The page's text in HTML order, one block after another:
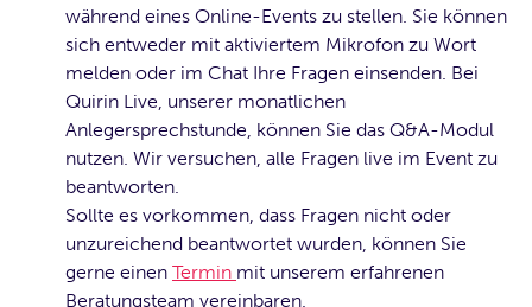
während eines Online-Events zu stellen. Sie können
sich entweder mit aktiviertem Mikrofon zu Wort
melden oder im Chat Ihre Fragen einsenden. Bei
Quirin Live, unserer monatlichen
Anlegersprechstunde, können Sie das Q&A-Modul
nutzen. Wir versuchen, alle Fragen live im Event zu
beantworten.
Sollte es vorkommen, dass Fragen nicht oder
unzureichend beantwortet wurden, können Sie
gerne einen Termin mit unserem erfahrenen
Beratungsteam vereinbaren.